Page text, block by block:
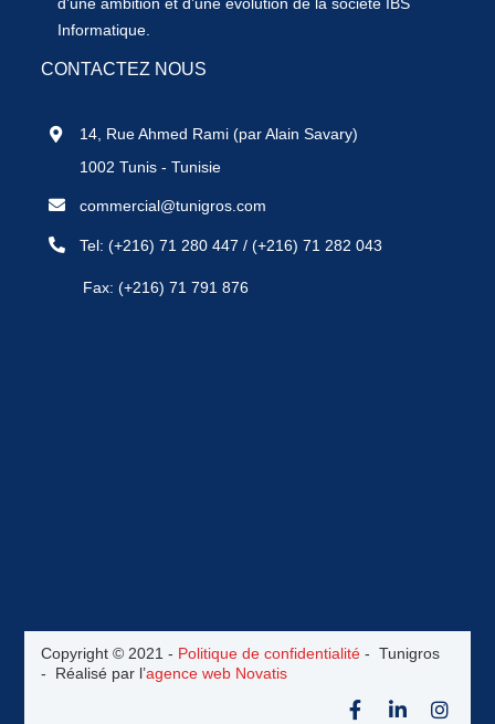
Informatique.
CONTACTEZ NOUS
14, Rue Ahmed Rami (par Alain Savary)
1002 Tunis - Tunisie
commercial@tunigros.com
Tel:(+216) 71 280 447 /(+216) 71 282 043
Fax: (+216) 71 791 876
Copyright © 2021 - Politique de confidentialité- Tunigros
- Réalisé par l’agence web Novatis